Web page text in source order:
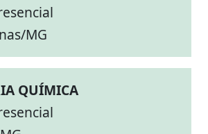
MG
QUÍMICA